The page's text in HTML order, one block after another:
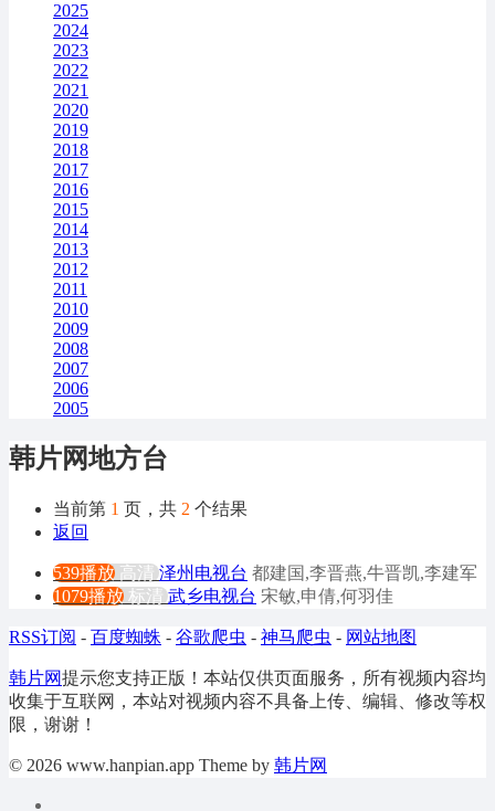
2025
2024
2023
2022
2021
2020
2019
2018
2017
2016
2015
2014
2013
2012
2011
2010
2009
2008
2007
2006
2005
韩片网地方台
当前第 1 页，共 2 个结果
返回
539播放 高清 泽州电视台 都建国,李晋燕,牛晋凯,李建军
1079播放 标清 武乡电视台 宋敏,申倩,何羽佳
RSS订阅 - 百度蜘蛛 - 谷歌爬虫 - 神马爬虫 - 网站地图
韩片网提示您支持正版！本站仅供页面服务，所有视频内容均
收集于互联网，本站对视频内容不具备上传、编辑、修改等权
限，谢谢！
© 2026 www.hanpian.app Theme by 韩片网